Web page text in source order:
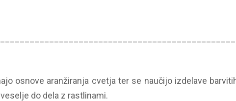
osnove aranžiranja cvetja ter se naučijo izdelave
do dela z rastlinami.